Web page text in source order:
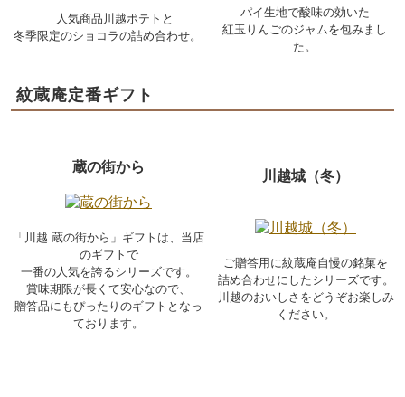
人気商品川越ポテトと
冬季限定のショコラの詰め合わせ。
パイ生地で酸味の効いた
紅玉りんごのジャムを包みまし
た。
紋蔵庵定番ギフト
蔵の街から
「川越 蔵の街から」ギフトは、当店
のギフトで
一番の人気を誇るシリーズです。
賞味期限が長くて安心なので、
贈答品にもぴったりのギフトとなっ
ております。
川越城（冬）
ご贈答用に紋蔵庵自慢の銘菓を
詰め合わせにしたシリーズです。
川越のおいしさをどうぞお楽しみ
ください。